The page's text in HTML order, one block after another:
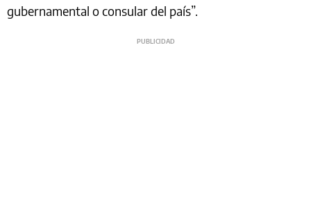
gubernamental o consular del país”.